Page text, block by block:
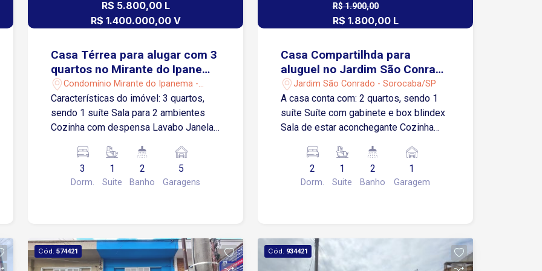
R$ 5.800,00 L
R$ 1.400.000,00 V
Casa Térrea para alugar com 3
quartos no Mirante do Ipanema
em Sorocaba/SP
Condomínio Mirante do Ipanema -
Sorocaba/SP
Características do imóvel: 3 quartos,
sendo 1 suíte Sala para 2 ambientes
Cozinha com despensa Lavabo Janelas
Aquecedor solar Área gourmet
completa: Churrasqueira Forno e fogão
a lenha Garagem para até 5 carros
Pannunzio A 10 minutos do Shopping
Iguatemi Esplanada Viva com conforto
3
Dorm.
1
Suite
2
Banho
5
Garagens
R$ 1.900,00
R$ 1.800,00 L
Casa Compartilhda para
aluguel no Jardim São Conrado
- Sorocaba/SP
Jardim São Conrado - Sorocaba/SP
A casa conta com: 2 quartos, sendo 1
suíte Suíte com gabinete e box blindex
Sala de estar aconchegante Cozinha
acrílico Área de serviço Terraço
privativo 1 vaga de garagem coberta
Próximo ao Assaí Atacadista, Tauste e
Localização estratégica em uma das
áreas que mais se desenvolvem em
2
Dorm.
1
Suite
2
Banho
1
Garagem
Cód. 574421 Cód. 934421